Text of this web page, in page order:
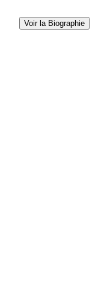
Voir la Biographie